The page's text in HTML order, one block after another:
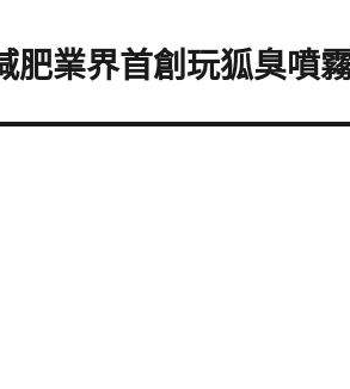
肥業界首創玩狐臭噴